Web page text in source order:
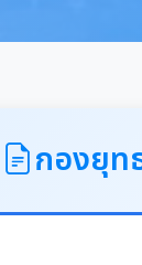
กองยุท